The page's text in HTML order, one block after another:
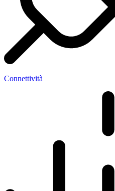
Connettività